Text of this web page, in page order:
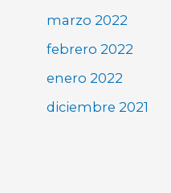
marzo 2022
febrero 2022
enero 2022
diciembre 2021